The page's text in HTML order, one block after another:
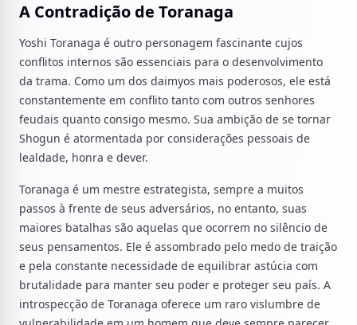
A Contradição de Toranaga
Yoshi Toranaga é outro personagem fascinante cujos
conflitos internos são essenciais para o desenvolvimento
da trama. Como um dos daimyos mais poderosos, ele está
constantemente em conflito tanto com outros senhores
feudais quanto consigo mesmo. Sua ambição de se tornar
Shogun é atormentada por considerações pessoais de
lealdade, honra e dever.
Toranaga é um mestre estrategista, sempre a muitos
passos à frente de seus adversários, no entanto, suas
maiores batalhas são aquelas que ocorrem no silêncio de
seus pensamentos. Ele é assombrado pelo medo de traição
e pela constante necessidade de equilibrar astúcia com
brutalidade para manter seu poder e proteger seu país. A
introspecção de Toranaga oferece um raro vislumbre de